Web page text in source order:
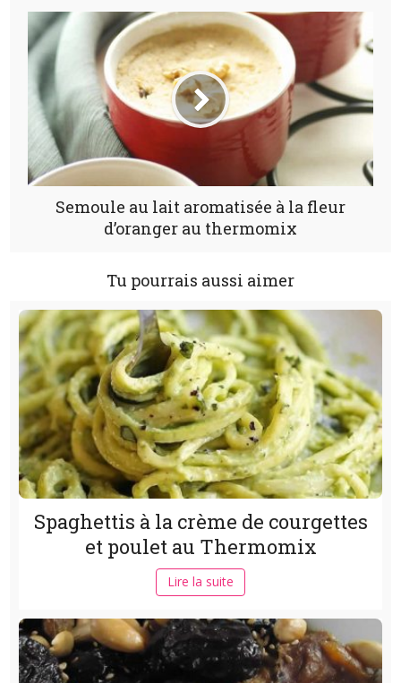
Semoule au lait aromatisée à la fleur
d’oranger au thermomix
Tu pourrais aussi aimer
Spaghettis à la crème de courgettes
et poulet au Thermomix
Lire la suite